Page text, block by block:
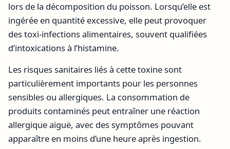
lors de la décomposition du poisson. Lorsqu’elle est
ingérée en quantité excessive, elle peut provoquer
des toxi-infections alimentaires, souvent qualifiées
d’intoxications à l’histamine.
Les risques sanitaires liés à cette toxine sont
particulièrement importants pour les personnes
sensibles ou allergiques. La consommation de
produits contaminés peut entraîner une réaction
allergique aiguë, avec des symptômes pouvant
apparaître en moins d’une heure après ingestion.